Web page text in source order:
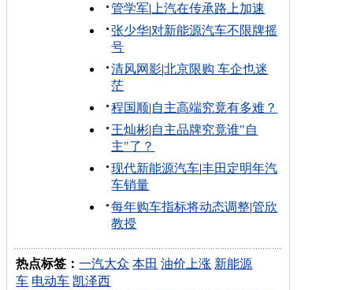
管学军| 上汽在传承路上加速
张少华|对新能源汽车不限牌摇
号
清风网影|北京限购 车企也迷
茫
程国顺|自主高端究竟有多难？
王灿彬|自主品牌究竟谁"自
主"了？
现代新能源汽车|丰田定明年汽
车销量
每年购车指标将动态调整|管欣
教授
热点标签：一汽大众 本田 油价上涨 新能源
车 电动车 凯泽西